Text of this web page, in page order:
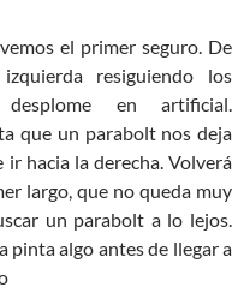
el primer seguro. De
resiguiendo los
en artificial.
que un parabolt nos deja
hacia la derecha. Volverá
largo, que no queda muy
un parabolt a lo lejos.
pinta algo antes de llegar a